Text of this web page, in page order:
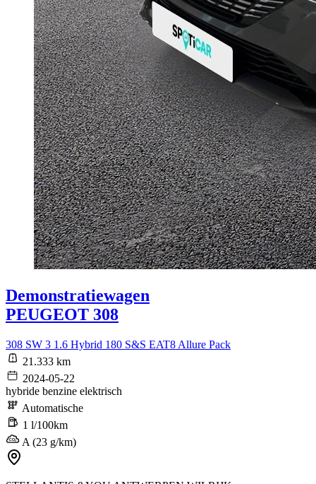
Demonstratiewagen
PEUGEOT 308
308 SW 3 1.6 Hybrid 180 S&S EAT8 Allure Pack
21.333 km
2024-05-22
hybride benzine elektrisch
Automatische
1 l/100km
A (23 g/km)